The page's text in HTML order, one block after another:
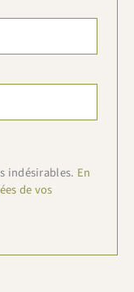
indésirables. En
de vos